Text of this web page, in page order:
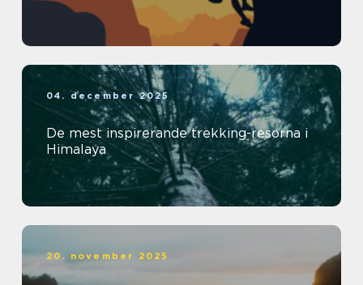
04. december 2025
De mest inspirerande trekking-resorna i
Himalaya
20. november 2025